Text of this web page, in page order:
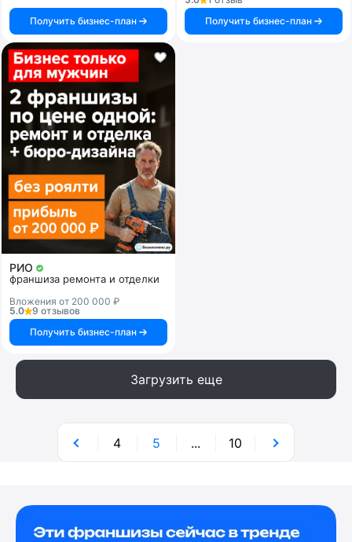
Получить бизнес-план
Получить бизнес-план
РИО
франшиза ремонта и отделки
Вложения от 200 000 ₽
5.0
9 отзывов
Получить бизнес-план
Загрузить еще
4 5 ... 10